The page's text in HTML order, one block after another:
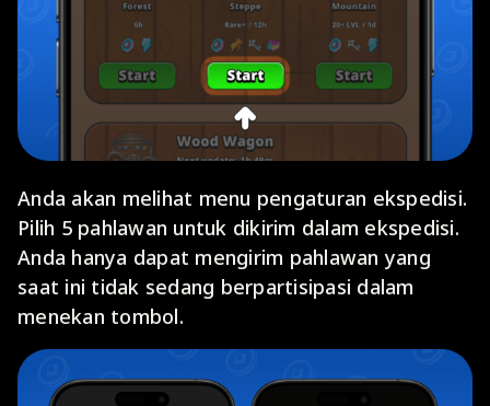
Anda akan melihat menu pengaturan ekspedisi.
Pilih 5 pahlawan untuk dikirim dalam ekspedisi.
Anda hanya dapat mengirim pahlawan yang
saat ini tidak sedang berpartisipasi dalam
menekan tombol.